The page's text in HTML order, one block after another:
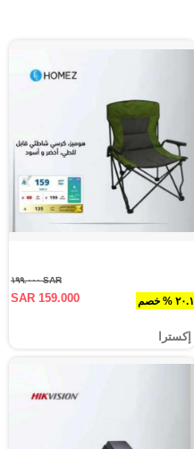
٢٠.١ % خصم
SAR ١٩٩.٠٠٠
SAR 159.000
إكسترا